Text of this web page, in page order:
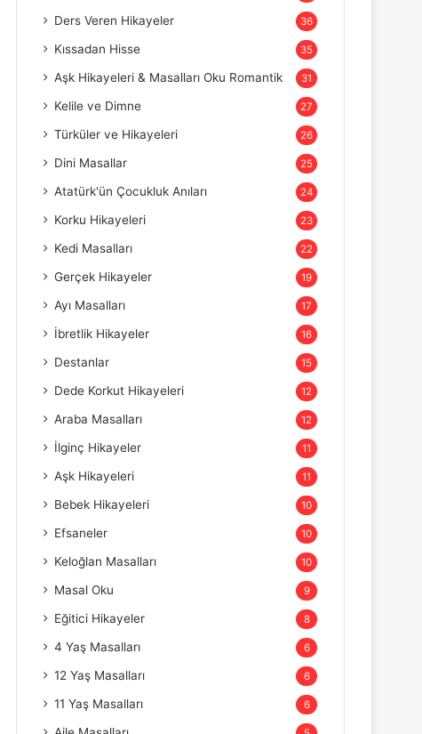
Ders Veren Hikayeler 36
Kıssadan Hisse 35
Aşk Hikayeleri & Masalları Oku Romantik 31
Kelile ve Dimne 27
Türküler ve Hikayeleri 26
Dini Masallar 25
Atatürk'ün Çocukluk Anıları 24
Korku Hikayeleri 23
Kedi Masalları 22
Gerçek Hikayeler 19
Ayı Masalları 17
İbretlik Hikayeler 16
Destanlar 15
Dede Korkut Hikayeleri 12
Araba Masalları 12
İlginç Hikayeler 11
Aşk Hikayeleri 11
Bebek Hikayeleri 10
Efsaneler 10
Keloğlan Masalları 10
Masal Oku 9
Eğitici Hikayeler 8
4 Yaş Masalları 6
12 Yaş Masalları 6
11 Yaş Masalları 6